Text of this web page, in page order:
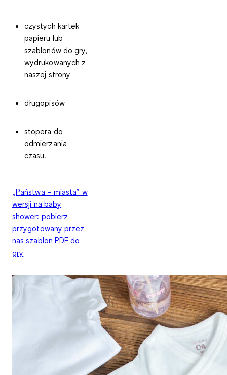
czystych kartek
papieru lub
szablonów do gry,
wydrukowanych z
naszej strony
długopisów
stopera do
odmierzania
czasu.
„Państwa – miasta” w
wersji na baby
shower: pobierz
przygotowany przez
nas szablon PDF do
gry